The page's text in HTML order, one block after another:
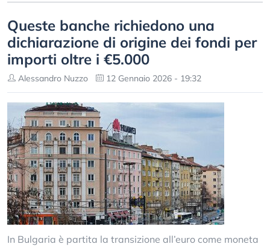
Queste banche richiedono una
dichiarazione di origine dei fondi per
importi oltre i €5.000
Alessandro Nuzzo 12 Gennaio 2026 - 19:32
In Bulgaria è partita la transizione all’euro come moneta